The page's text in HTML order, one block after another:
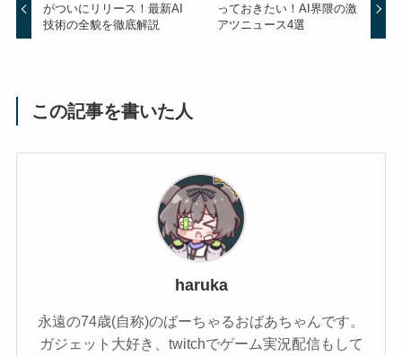
がついにリリース！最新AI
技術の全貌を徹底解説
っておきたい！AI界隈の激
アツニュース4選
この記事を書いた人
haruka
永遠の74歳(自称)のばーちゃるおばあちゃんです。
ガジェット大好き、twitchでゲーム実況配信もして